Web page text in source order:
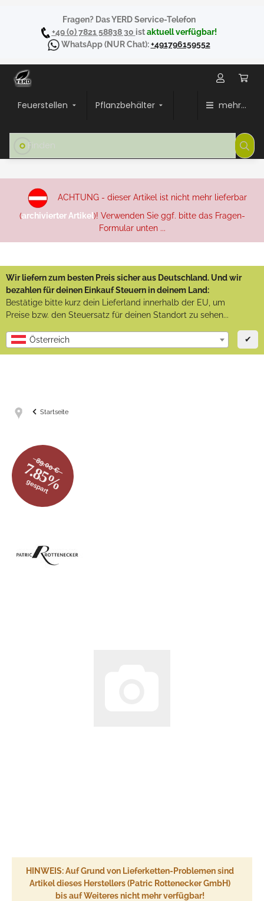
Fragen? Das YERD Service-Telefon
+49 (0) 7821 58838 30 istaktuell verfügbar!
WhatsApp(NUR Chat):+491796159552
Feuerstellen Pflanzbehälter mehr...
ACHTUNG - dieser Artikel ist nicht mehr lieferbar
(archivierter Artikel)! Verwenden Sie ggf. bitte das Fragen-
Formular unten ...
Wir liefern zum besten Preis sicher aus Deutschland. Und wir
bezahlen für deinen Einkauf Steuern in deinem Land:
Bestätige bitte kurz dein Lieferland innerhalb der EU, um
Preise bzw. den Steuersatz für deinen Standort zu sehen...
Österreich ✔
Startseite
89.00 €
7.85%
gespart
HINWEIS: Auf Grund von Lieferketten-Problemen sind
Artikel dieses Herstellers (Patric Rottenecker GmbH)
bis auf Weiteres nicht mehr verfügbar!